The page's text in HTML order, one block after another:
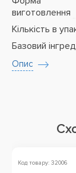
виготовлення
Кількість в
Базовий
Опис
Код товару: 32006